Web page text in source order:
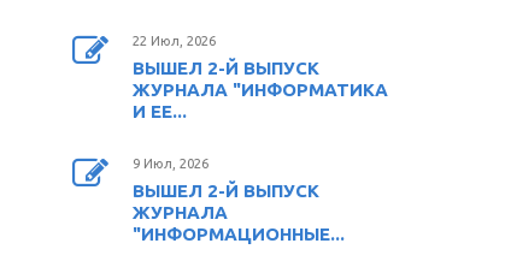
22 Июл, 2026
ВЫШЕЛ 2-Й ВЫПУСК
ЖУРНАЛА "ИНФОРМАТИКА
И ЕЕ...
9 Июл, 2026
ВЫШЕЛ 2-Й ВЫПУСК
ЖУРНАЛА
"ИНФОРМАЦИОННЫЕ...